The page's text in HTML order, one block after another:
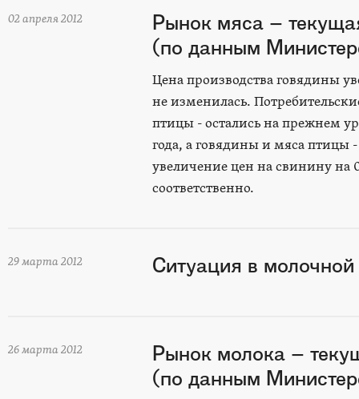
02 апреля 2012
Рынок мяса –
(по данным
Цена производства говядины
не изменилась.
птицы - остались на прежнем
года, а говядины и мяса птицы
увеличение цен на свинину на
соответственно.
29 марта 2012 Ситуация в
26 марта 2012
Рынок молока –
(по данным